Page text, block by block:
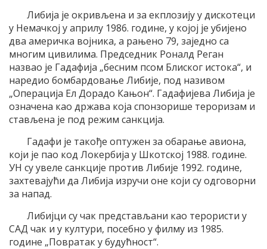
Либија је окривљена и за екплозију у дискотеци
у Немачкој у априлу 1986. године, у којој је убијено
два америчка војника, а рањено 79, заједно са
многим цивилима. Председник Роналд Реган
назвао је Гадафија „бесним псом Блиског истока“, и
наредио бомбардовање Либије, под називом
„Операција Ел Дорадо Кањон“. Гадафијева Либија је
означена као држава која спонзорише тероризам и
стављена је под режим санкција.
Гадафи је такође оптужен за обарање авиона,
који је пао код Локербија у Шкотској 1988. године.
УН су увеле санкције против Либије 1992. године,
захтевајући да Либија изручи оне који су одговорни
за напад.
Либијци су чак представљани као терористи у
САД чак и у култури, посебно у филму из 1985.
године „Повратак у будућност“.